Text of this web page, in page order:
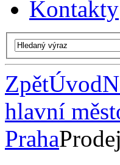
Kontakty
ZpětÚvod
hlavní
Praha